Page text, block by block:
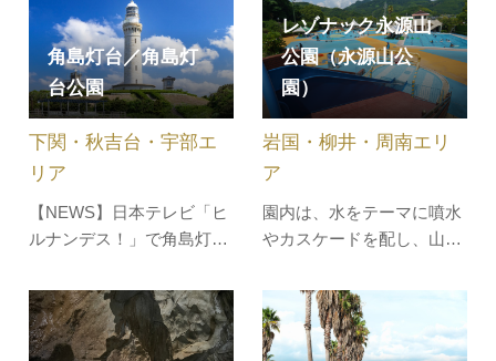
ン』に登場する「ロンギヌ
スの槍」が刺さり話題に！
（日本最大・全長7メート
ル超）園内には、約3,500
本の桜、約2万株のショウ
ブやツツジ、アジサイな…
秘的な知る人ぞ知る人気ス
ポットです。池には色とり
どりの鯉が泳いでいて、ま
るで絵画のよう。通称「蒼
霧鯉池」と呼ばれ、光の当
たり方で水面が蒼く見え、
霧が掛か…
角島灯台／角島灯
台公園
【NEWS】日本テレビ「ヒ
ルナンデス！」で角島灯台
11月27日放送「ナンチャン
と行く！今が旬の山口でテ
ンション爆上げツアー」角
下関・秋吉台・宇部エ
リア
レゾナック永源山
公園（永源山公
園）
園内は、水をテーマに噴水
やカスケードを配し、山頂
「ゆめ風車」があります。
年間を通じて楽しんでいた
だけるよう、四季折々の
岩国・柳井・周南エリ
ア